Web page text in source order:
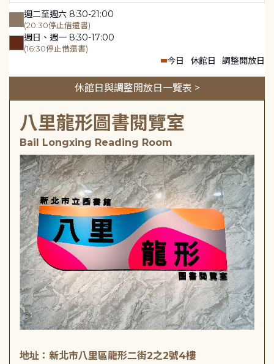
週二至週六 8:30-21:00
(20:30停止借還書)
週日、週一 8:30-17:00
(16:30停止借還書)
今日 休館日 調整開放日
休館日與調整開放日一覽表 >
八里龍形圖書閱覽室
Bail Longxing Reading Room
地址：新北市八里區龍形二街2之2號4樓